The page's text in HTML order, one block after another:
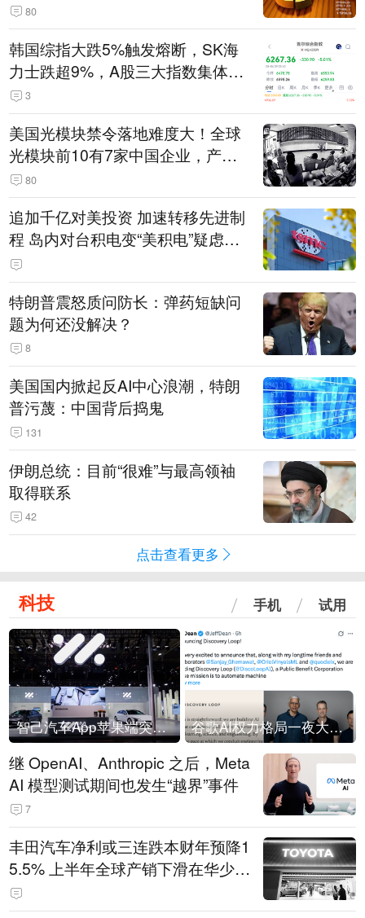
80
韩国综指大跌5%触发熔断，SK海
力士跌超9%，A股三大指数集体低
开 3
美国光模块禁令落地难度大！全球
光模块前10有7家中国企业，产业
界人士：想“脱钩”并不容易
80
追加千亿对美投资 加速转移先进制
程 岛内对台积电变“美积电”疑虑担
忧加剧
特朗普震怒质问防长：弹药短缺问
题为何还没解决？
8
美国国内掀起反AI中心浪潮，特朗
普污蔑：中国背后捣鬼
131
伊朗总统：目前“很难”与最高领袖
取得联系
42
点击查看更多
科技 手机 试用
智己汽车App苹果端突然“下架” 谷歌AI权力格局一夜大洗牌
继 OpenAI、Anthropic 之后，Meta
AI 模型测试期间也发生“越界”事件
7
丰田汽车净利或三连跌本财年预降1
5.5% 上半年全球产销下滑在华少卖
14.3万辆